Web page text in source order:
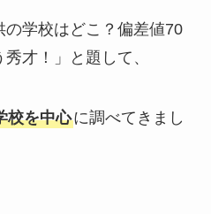
学校はどこ？偏差値70
才！」と題して、
校を中心に調べてきまし